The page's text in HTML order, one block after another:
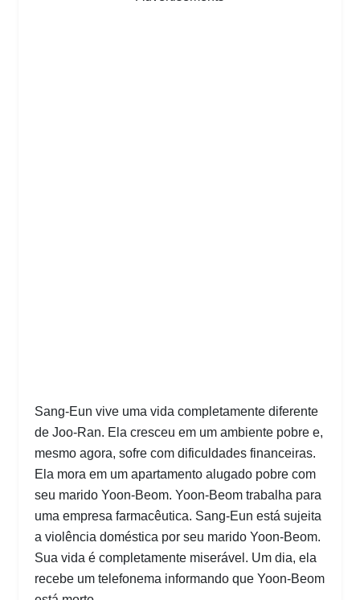
Sang-Eun vive uma vida completamente diferente
de Joo-Ran. Ela cresceu em um ambiente pobre e,
mesmo agora, sofre com dificuldades financeiras.
Ela mora em um apartamento alugado pobre com
seu marido Yoon-Beom. Yoon-Beom trabalha para
uma empresa farmacêutica. Sang-Eun está sujeita
a violência doméstica por seu marido Yoon-Beom.
Sua vida é completamente miserável. Um dia, ela
recebe um telefonema informando que Yoon-Beom